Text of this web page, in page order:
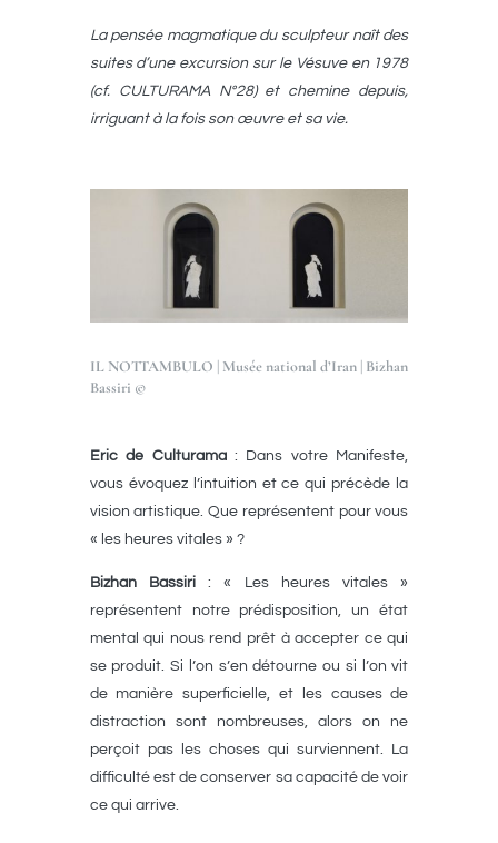
La pensée magmatique du sculpteur naît des
suites d’une excursion sur le Vésuve en 1978
(cf. CULTURAMA N°28) et chemine depuis,
irriguant à la fois son œuvre et sa vie.
IL NOTTAMBULO | Musée national d’Iran | Bizhan
Bassiri ©
Eric de Culturama: Dans votre Manifeste,
vous évoquez l’intuition et ce qui précède la
vision artistique. Que représentent pour vous
« les heures vitales » ?
Bizhan Bassiri: « Les heures vitales »
représentent notre prédisposition, un état
mental qui nous rend prêt à accepter ce qui
se produit. Si l’on s’en détourne ou si l’on vit
de manière superficielle, et les causes de
distraction sont nombreuses, alors on ne
perçoit pas les choses qui surviennent. La
difficulté est de conserver sa capacité de voir
ce qui arrive.